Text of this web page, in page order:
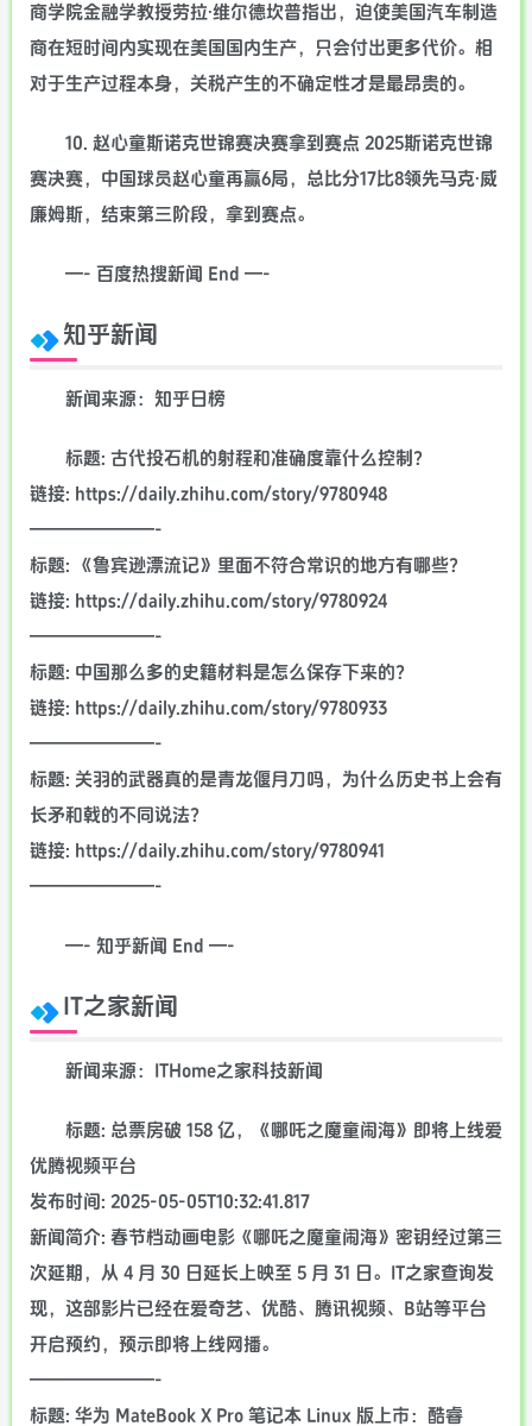
商学院金融学教授劳拉·维尔德坎普指出，迫使美国汽车制造
商在短时间内实现在美国国内生产，只会付出更多代价。相
对于生产过程本身，关税产生的不确定性才是最昂贵的。
10. 赵心童斯诺克世锦赛决赛拿到赛点 2025斯诺克世锦
赛决赛，中国球员赵心童再赢6局，总比分17比8领先马克·威
廉姆斯，结束第三阶段，拿到赛点。
—- 百度热搜新闻 End —-
知乎新闻
新闻来源：知乎日榜
标题: 古代投石机的射程和准确度靠什么控制？
链接: https://daily.zhihu.com/story/9780948
———————-
标题: 《鲁宾逊漂流记》里面不符合常识的地方有哪些？
链接: https://daily.zhihu.com/story/9780924
———————-
标题: 中国那么多的史籍材料是怎么保存下来的？
链接: https://daily.zhihu.com/story/9780933
———————-
标题: 关羽的武器真的是青龙偃月刀吗，为什么历史书上会有
长矛和戟的不同说法？
链接: https://daily.zhihu.com/story/9780941
———————-
—- 知乎新闻 End —-
IT之家新闻
新闻来源：ITHome之家科技新闻
标题: 总票房破 158 亿，《哪吒之魔童闹海》即将上线爱
优腾视频平台
发布时间: 2025-05-05T10:32:41.817
新闻简介: 春节档动画电影《哪吒之魔童闹海》密钥经过第三
次延期，从 4 月 30 日延长上映至 5 月 31 日。IT之家查询发
现，这部影片已经在爱奇艺、优酷、腾讯视频、B站等平台
开启预约，预示即将上线网播。
———————-
标题: 华为 MateBook X Pro 笔记本 Linux 版上市：酷睿